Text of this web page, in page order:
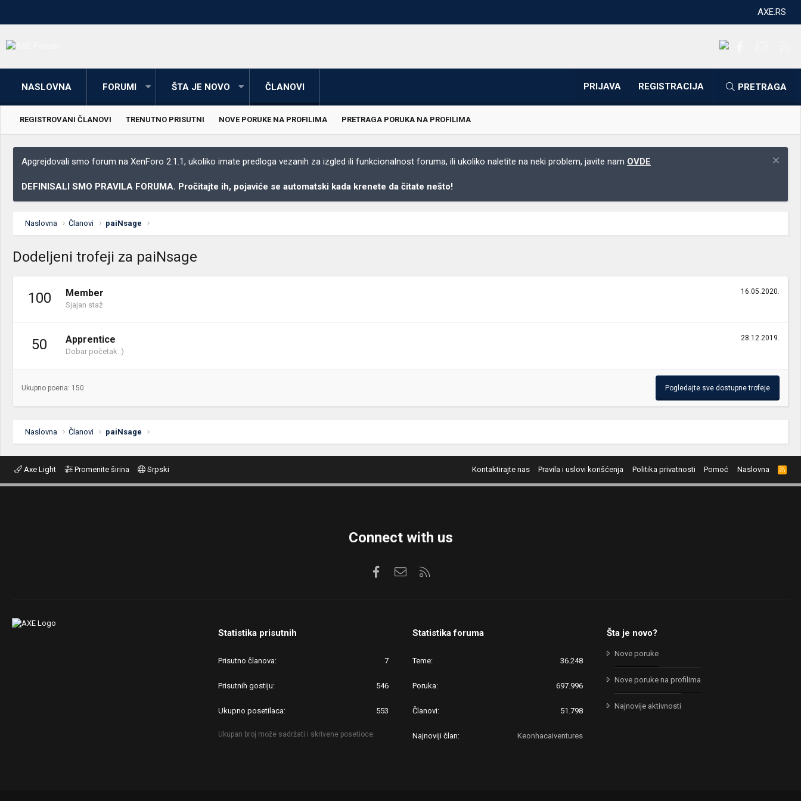
AXE.RS
NASLOVNA FORUMI ŠTA JE NOVO ČLANOVI PRIJAVA REGISTRACIJA PRETRAGA
REGISTROVANI ČLANOVI TRENUTNO PRISUTNI NOVE PORUKE NA PROFILIMA PRETRAGA PORUKA NA PROFILIMA
Apgrejdovali smo forum na XenForo 2.1.1, ukoliko imate predloga vezanih za izgled ili funkcionalnost foruma, ili ukoliko naletite na neki problem, javite nam OVDE
DEFINISALI SMO PRAVILA FORUMA. Pročitajte ih, pojaviće se automatski kada krenete da čitate nešto!
Naslovna Članovi paiNsage
Dodeljeni trofeji za paiNsage
100 16.05.2020.
Member
Sjajan staž
50 28.12.2019.
Apprentice
Dobar početak :)
Ukupno poena: 150 Pogledajte sve dostupne trofeje
Naslovna Članovi paiNsage
Axe Light Promenite širina Srpski Kontaktirajte nas Pravila i uslovi korišćenja Politika privatnosti Pomoć Naslovna
R
S
S
Connect with us
FacebookKontaktirajte nas
Statistika prisutnih
Prisutno članova 7
Prisutnih gostiju 546
Ukupno posetilaca 553
Ukupan broj može sadržati i skrivene posetioce.
Statistika foruma
Teme 36.248
Poruka 697.996
Članovi 51.798
Najnoviji član Keonhacaiventures
Šta je novo?
Nove poruke
Nove poruke na profilima
Najnovije aktivnosti